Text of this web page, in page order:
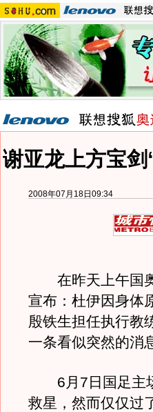
谢亚龙上方宝
2008年07月18日09:34
在昨天上午国奥
宣布：杜伊因身体
殷铁生担任执行教
一条看似突然的消
6月7日国足主场
救星，然而仅仅过